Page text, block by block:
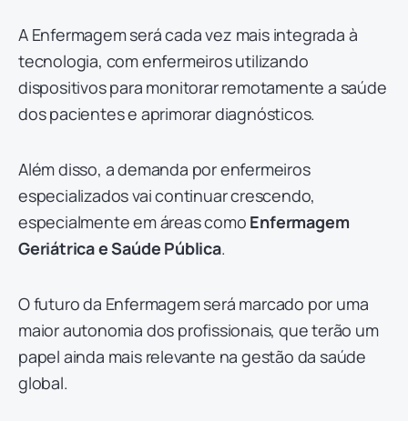
A Enfermagem será cada vez mais integrada à
tecnologia, com enfermeiros utilizando
dispositivos para monitorar remotamente a saúde
dos pacientes e aprimorar diagnósticos.
Além disso, a demanda por enfermeiros
especializados vai continuar crescendo,
especialmente em áreas como Enfermagem
Geriátrica e Saúde Pública.
O futuro da Enfermagem será marcado por uma
maior autonomia dos profissionais, que terão um
papel ainda mais relevante na gestão da saúde
global.